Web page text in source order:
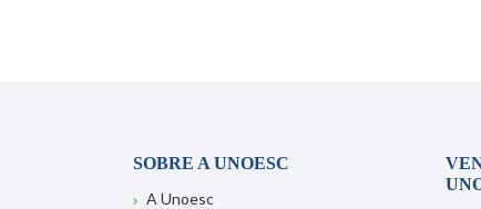
SOBRE A UNOESC
A Unoesc